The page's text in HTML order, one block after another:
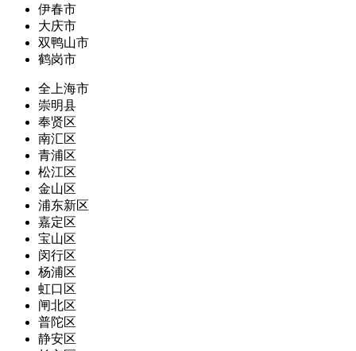
伊春市
大庆市
双鸭山市
鹤岗市
全上海市
崇明县
奉贤区
南汇区
青浦区
松江区
金山区
浦东新区
嘉定区
宝山区
闵行区
杨浦区
虹口区
闸北区
普陀区
静安区